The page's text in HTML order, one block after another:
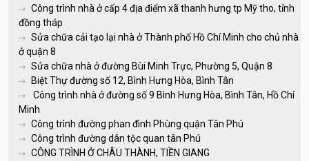
Công trình nhà ở cấp 4 địa điểm xã thanh hưng tp Mỹ tho, tỉnh
đồng tháp
Sửa chữa cải tạo lại nhà ở Thành phố Hồ Chí Minh cho chủ nhà
ở quận 8
Sửa chữa nhà ở đường Bùi Minh Trực, Phường 5, Quận 8
Biệt Thự đường số 12, Bình Hưng Hòa, Bình Tân
Công trình nhà ở đường số 9 Bình Hưng Hòa, Bình Tân, Hồ Chí
Minh
Công trình đường phan đình Phùng quận Tân Phú
Công trình đường dân tộc quan tân Phú
CÔNG TRÌNH Ở CHÂU THÀNH, TIỀN GIANG